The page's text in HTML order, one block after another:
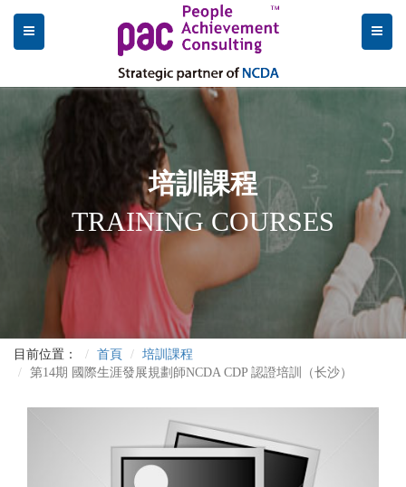
培訓課程
TRAINING COURSES
目前位置： 首頁
培訓課程
第14期 國際生涯發展規劃師NCDA CDP 認證培訓（长沙）